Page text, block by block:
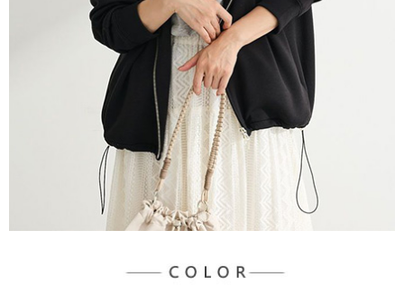
１．透過由恩沛科技股份有限公司提供之「AFTEE先享後付」服務完成之交
易，需依本服務之必要範圍內提供個人資料，並將交易相關給付款項請求債
權轉讓予恩沛科技股份有限公司。
２．關於個人資料處理事宜，請瀏覽以下網址：
https://aftee.tw/terms/#terms3
３．未成年的使用者請事先徵得法定代理人或監護人之同意方可使用
「AFTEE先享後付」，若未經同意申辦者引起之損失，本公司不負相關責
４．使用「AFTEE先享後付」時，將依據個別帳號之用戶狀況，依本公司即
時審查核予不同之上限額度；若仍有額度不足之情形，本公司將視審查結果
請求用戶進行身份認證。
５．嚴禁一人註冊多個帳號或使用他人資訊註冊。若發現惡意使用之情形，
恩沛科技股份有限公司將有權停止該用戶之使用額度並採取法律行動。
每筆NT$60，滿NT$888(含以上)免運費
每筆NT$60，滿NT$888(含以上)免運費
每筆NT$90，滿NT$888(含以上)免運費